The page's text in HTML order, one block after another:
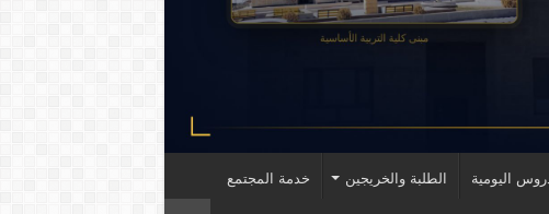
اليومية الطلبة والخريجين خدمة المجتمع